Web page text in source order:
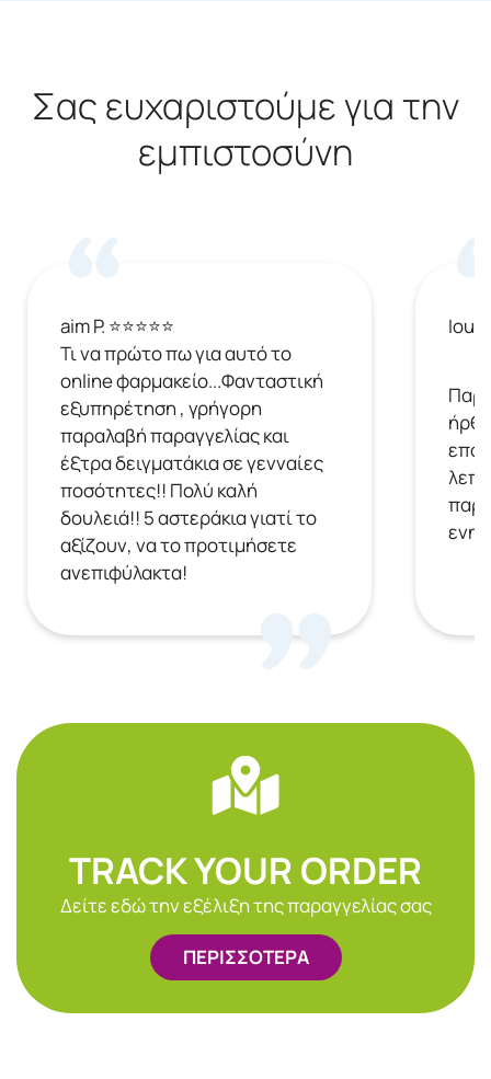
Σας ευχαριστούμε για την
εμπιστοσύνη
aim P. ⭐⭐⭐⭐⭐
Τι να πρώτο πω για αυτό το
online φαρμακείο...Φανταστική
εξυπηρέτηση , γρήγορη
παραλαβή παραγγελίας και
έξτρα δειγματάκια σε γενναίες
ποσότητες!! Πολύ καλή
δουλειά!! 5 αστεράκια γιατί το
αξίζουν, να το προτιμήσετε
ανεπιφύλακτα!
Ioulia
TRACK YOUR ORDER
Δείτε εδώ την εξέλιξη της παραγγελίας σας
ΠΕΡΙΣΣΟΤΕΡΑ